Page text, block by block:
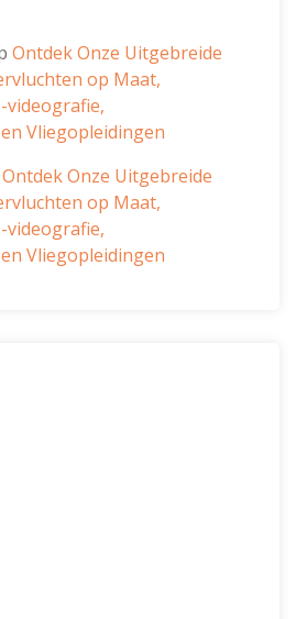
Ontdek Onze Uitgebreide
op Maat,
Vliegopleidingen
Ontdek Onze Uitgebreide
op Maat,
Vliegopleidingen